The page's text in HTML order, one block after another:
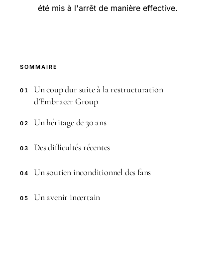
été mis à l'arrêt de manière effective.
SOMMAIRE
01
Un coup dur suite à la restructuration
d’Embracer Group
02 Un héritage de 30 ans
03 Des difficultés récentes
04 Un soutien inconditionnel des fans
05 Un avenir incertain